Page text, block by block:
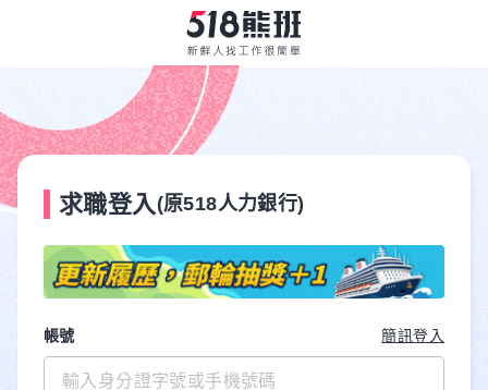
求職登入 (原518人力銀行)
帳號 簡訊登入